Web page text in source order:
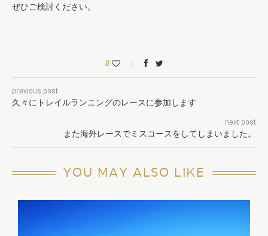
ぜひご検討ください。
0
previous post
久々にトレイルランニングのレースに参加します
next post
また海外レースでミスコースをしてしまいました。
YOU MAY ALSO LIKE